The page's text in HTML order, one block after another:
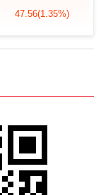
47.56(1.35%)